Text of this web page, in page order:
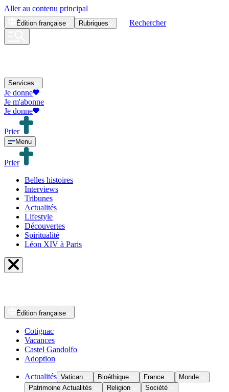
Aller au contenu principal
Édition française Rubriques Rechercher
Services
Je donne
Je m'abonne
Je donne
Prier
Menu
Prier
Belles histoires
Interviews
Tribunes
Actualités
Lifestyle
Découvertes
Spiritualité
Léon XIV à Paris
Édition française
Cotignac
Vacances
Castel Gandolfo
Adoption
Actualités Vatican Bioéthique France
Monde
Patrimoine Actualités
Religion Société